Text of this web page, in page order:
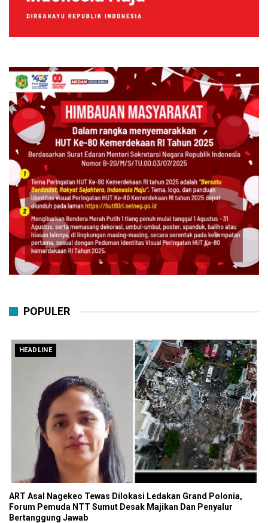
POPULER
HEADLINE
ART Asal Nagekeo Tewas Dilokasi Ledakan Grand Polonia,
Forum Pemuda NTT Sumut Desak Majikan Dan Penyalur
Bertanggung Jawab